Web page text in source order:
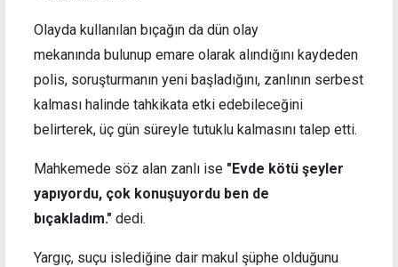
Olayda kullanılan bıçağın da dün olay
mekanında bulunup emare olarak alındığını kaydeden
polis, soruşturmanın yeni başladığını, zanlının serbest
kalması halinde tahkikata etki edebileceğini
belirterek, üç gün süreyle tutuklu kalmasını talep etti.
Mahkemede söz alan zanlı ise "Evde kötü şeyler
yapıyordu, çok konuşuyordu ben de
bıçakladım." dedi.
Yargıç, suçu islediğine dair makul şüphe olduğunu